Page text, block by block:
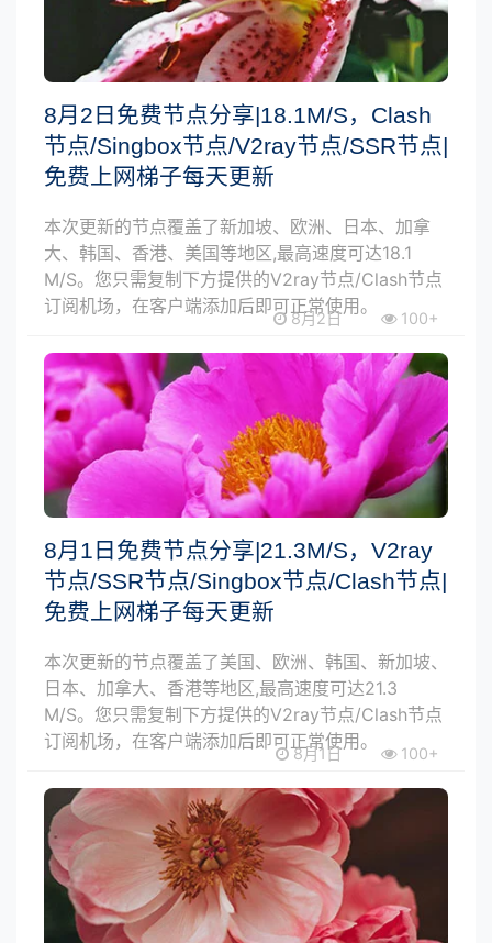
8月2日免费节点分享|18.1M/S，Clash
节点/Singbox节点/V2ray节点/SSR节点|
免费上网梯子每天更新
本次更新的节点覆盖了新加坡、欧洲、日本、加拿
大、韩国、香港、美国等地区,最高速度可达18.1
M/S。您只需复制下方提供的V2ray节点/Clash节点
订阅机场，在客户端添加后即可正常使用。
8月2日 100+
8月1日免费节点分享|21.3M/S，V2ray
节点/SSR节点/Singbox节点/Clash节点|
免费上网梯子每天更新
本次更新的节点覆盖了美国、欧洲、韩国、新加坡、
日本、加拿大、香港等地区,最高速度可达21.3
M/S。您只需复制下方提供的V2ray节点/Clash节点
订阅机场，在客户端添加后即可正常使用。
8月1日 100+